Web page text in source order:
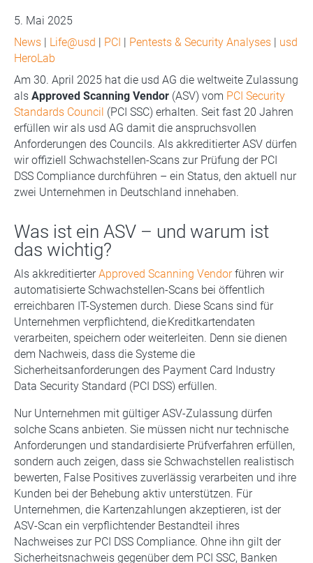
5. Mai 2025
News | Life@usd | PCI | Pentests & Security Analyses | usd
HeroLab
Am 30. April 2025 hat die usd AG die weltweite Zulassung
als Approved Scanning Vendor (ASV) vom PCI Security
Standards Council (PCI SSC) erhalten. Seit fast 20 Jahren
erfüllen wir als usd AG damit die anspruchsvollen
Anforderungen des Councils. Als akkreditierter ASV dürfen
wir offiziell Schwachstellen-Scans zur Prüfung der PCI
DSS Compliance durchführen – ein Status, den aktuell nur
zwei Unternehmen in Deutschland innehaben.
Was ist ein ASV – und warum ist
das wichtig?
Als akkreditierterApproved Scanning Vendorführen wir
automatisierte Schwachstellen-Scans bei öffentlich
erreichbaren IT-Systemen durch. Diese Scans sind für
Unternehmen verpflichtend, die Kreditkartendaten
verarbeiten, speichern oder weiterleiten. Denn sie dienen
dem Nachweis, dass die Systeme die
Sicherheitsanforderungen des Payment Card Industry
Data Security Standard (PCI DSS) erfüllen.
Nur Unternehmen mit gültiger ASV-Zulassung dürfen
solche Scans anbieten. Sie müssen nicht nur technische
Anforderungen und standardisierte Prüfverfahren erfüllen,
sondern auch zeigen, dass sie Schwachstellen realistisch
bewerten, False Positives zuverlässig verarbeiten und ihre
Kunden bei der Behebung aktiv unterstützen. Für
Unternehmen, die Kartenzahlungen akzeptieren, ist der
ASV-Scan ein verpflichtender Bestandteil ihres
Nachweises zur PCI DSS Compliance. Ohne ihn gilt der
Sicherheitsnachweis gegenüber dem PCI SSC, Banken